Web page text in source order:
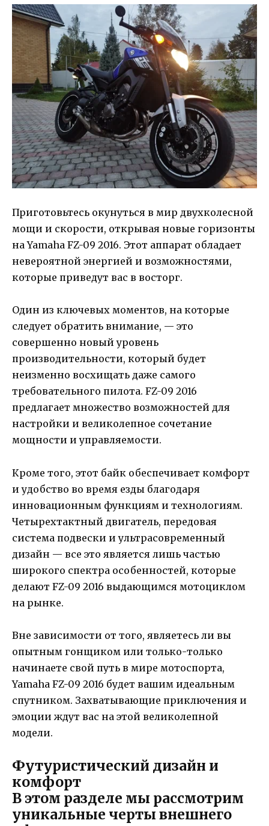
Приготовьтесь окунуться в мир двухколесной
мощи и скорости, открывая новые горизонты
на Yamaha FZ-09 2016. Этот аппарат обладает
невероятной энергией и возможностями,
которые приведут вас в восторг.
Один из ключевых моментов, на которые
следует обратить внимание, — это
совершенно новый уровень
производительности, который будет
неизменно восхищать даже самого
требовательного пилота. FZ-09 2016
предлагает множество возможностей для
настройки и великолепное сочетание
мощности и управляемости.
Кроме того, этот байк обеспечивает комфорт
и удобство во время езды благодаря
инновационным функциям и технологиям.
Четырехтактный двигатель, передовая
система подвески и ультрасовременный
дизайн — все это является лишь частью
широкого спектра особенностей, которые
делают FZ-09 2016 выдающимся мотоциклом
на рынке.
Вне зависимости от того, являетесь ли вы
опытным гонщиком или только-только
начинаете свой путь в мире мотоспорта,
Yamaha FZ-09 2016 будет вашим идеальным
спутником. Захватывающие приключения и
эмоции ждут вас на этой великолепной
модели.
Футуристический дизайн и
комфорт
В этом разделе мы рассмотрим
уникальные черты внешнего